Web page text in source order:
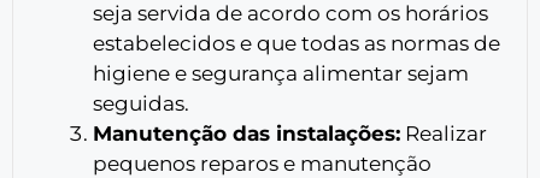
seja servida de acordo com os horários
estabelecidos e que todas as normas de
higiene e segurança alimentar sejam
seguidas.
Manutenção das instalações: Realizar
pequenos reparos e manutenção